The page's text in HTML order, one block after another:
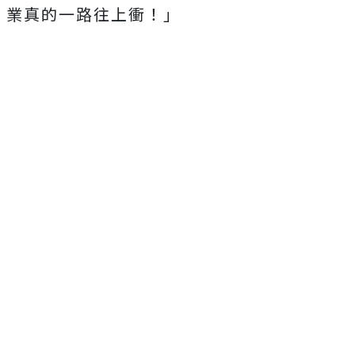
業真的一路往上衝！」